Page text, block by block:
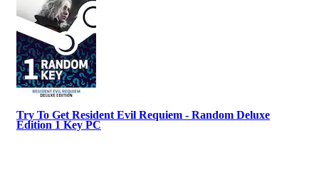
Try To Get Resident Evil Requiem - Random Deluxe
Edition 1 Key PC